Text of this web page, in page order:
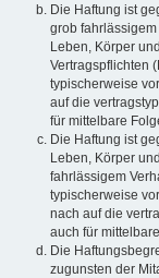
Die Haftung ist
grob
Leben, Körper
Vertragspflichten
typischerweise
auf die
für mittelbare
Die Haftung ist
Leben, Körper
fahrlässigem
typischerweise
nach auf die
auch für
Die
zugunsten der